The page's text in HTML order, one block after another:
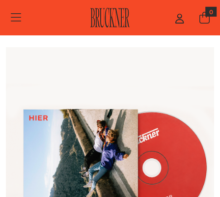
ZUM HAUPTINHALT SPRINGEN 0
STARTSEITE
MERCHANDISE
"HIER"